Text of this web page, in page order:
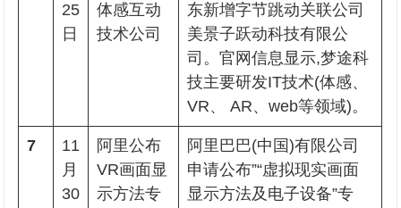
25
日
体感互动
技术公司
东新增字节跳动关联公司
美景子跃动科技有限公
司。官网信息显示,梦途科
技主要研发IT技术(体感、
VR、 AR、web等领域)。
7
11
月
30
阿里公布
VR画面显
示方法专
阿里巴巴(中国)有限公司
申请公布”“虚拟现实画面
显示方法及电子设备”专